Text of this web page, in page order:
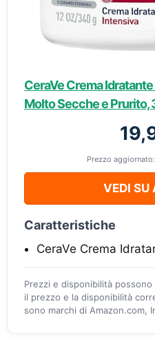
CeraVe Crema
Molto Secche e Prurito,
Prezzo
VEDI SU
Caratteristiche
CeraVe Crema
Prezzi e disponibilità
il prezzo e la disponibilità
sono marchi di Amazon.com,